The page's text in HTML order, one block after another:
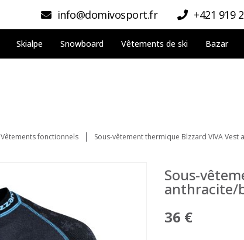
info@domivosport.fr +421 919
Skialpe Snowboard Vêtements de ski Bazar
Vêtements fonctionnels Sous-vêtement thermique Blzzard VIVA Vest
Sous-
anthracite/
36 €